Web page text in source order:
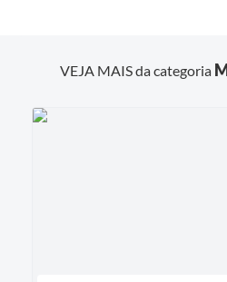
VEJA MAIS da categoria